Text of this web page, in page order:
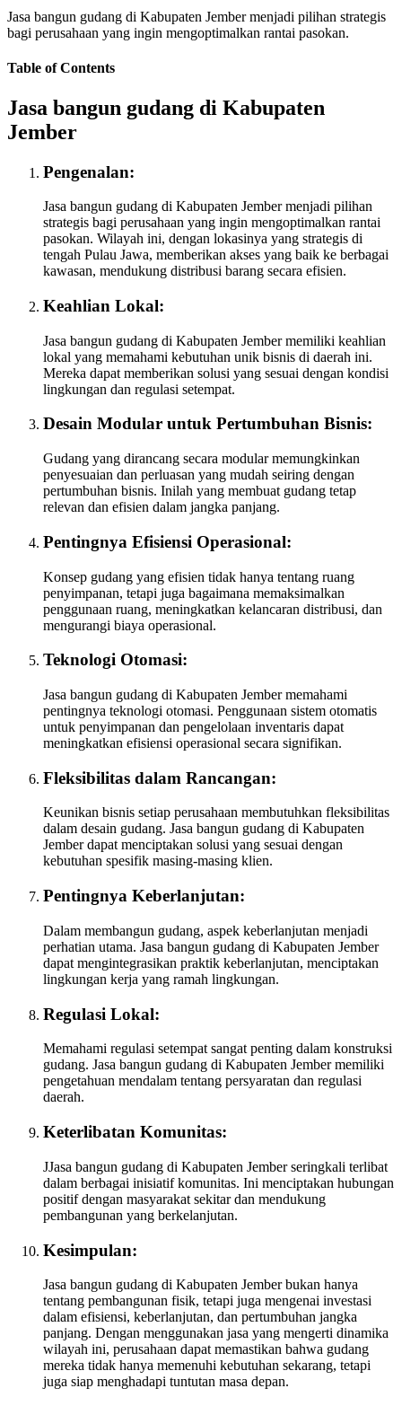
Jasa bangun gudang di Kabupaten Jember menjadi pilihan strategis
bagi perusahaan yang ingin mengoptimalkan rantai pasokan.
Table of Contents
Jasa bangun gudang di Kabupaten
Jember
Pengenalan:
Jasa bangun gudang di Kabupaten Jember menjadi pilihan
strategis bagi perusahaan yang ingin mengoptimalkan rantai
pasokan. Wilayah ini, dengan lokasinya yang strategis di
tengah Pulau Jawa, memberikan akses yang baik ke berbagai
kawasan, mendukung distribusi barang secara efisien.
Keahlian Lokal:
Jasa bangun gudang di Kabupaten Jember memiliki keahlian
lokal yang memahami kebutuhan unik bisnis di daerah ini.
Mereka dapat memberikan solusi yang sesuai dengan kondisi
lingkungan dan regulasi setempat.
Desain Modular untuk Pertumbuhan Bisnis:
Gudang yang dirancang secara modular memungkinkan
penyesuaian dan perluasan yang mudah seiring dengan
pertumbuhan bisnis. Inilah yang membuat gudang tetap
relevan dan efisien dalam jangka panjang.
Pentingnya Efisiensi Operasional:
Konsep gudang yang efisien tidak hanya tentang ruang
penyimpanan, tetapi juga bagaimana memaksimalkan
penggunaan ruang, meningkatkan kelancaran distribusi, dan
mengurangi biaya operasional.
Teknologi Otomasi:
Jasa bangun gudang di Kabupaten Jember memahami
pentingnya teknologi otomasi. Penggunaan sistem otomatis
untuk penyimpanan dan pengelolaan inventaris dapat
meningkatkan efisiensi operasional secara signifikan.
Fleksibilitas dalam Rancangan:
Keunikan bisnis setiap perusahaan membutuhkan fleksibilitas
dalam desain gudang. Jasa bangun gudang di Kabupaten
Jember dapat menciptakan solusi yang sesuai dengan
kebutuhan spesifik masing-masing klien.
Pentingnya Keberlanjutan:
Dalam membangun gudang, aspek keberlanjutan menjadi
perhatian utama. Jasa bangun gudang di Kabupaten Jember
dapat mengintegrasikan praktik keberlanjutan, menciptakan
lingkungan kerja yang ramah lingkungan.
Regulasi Lokal:
Memahami regulasi setempat sangat penting dalam konstruksi
gudang. Jasa bangun gudang di Kabupaten Jember memiliki
pengetahuan mendalam tentang persyaratan dan regulasi
daerah.
Keterlibatan Komunitas:
JJasa bangun gudang di Kabupaten Jember seringkali terlibat
dalam berbagai inisiatif komunitas. Ini menciptakan hubungan
positif dengan masyarakat sekitar dan mendukung
pembangunan yang berkelanjutan.
Kesimpulan:
Jasa bangun gudang di Kabupaten Jember bukan hanya
tentang pembangunan fisik, tetapi juga mengenai investasi
dalam efisiensi, keberlanjutan, dan pertumbuhan jangka
panjang. Dengan menggunakan jasa yang mengerti dinamika
wilayah ini, perusahaan dapat memastikan bahwa gudang
mereka tidak hanya memenuhi kebutuhan sekarang, tetapi
juga siap menghadapi tuntutan masa depan.